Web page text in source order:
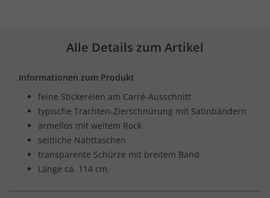
Alle Details zum Artikel
Informationen zum Produkt
feine Stickereien am Carré-Ausschnitt
typische Trachten-Zierschnürung mit Satinbändern
ärmellos mit weitem Rock
seitliche Nahttaschen
transparente Schürze mit breitem Band
Länge ca. 114 cm.